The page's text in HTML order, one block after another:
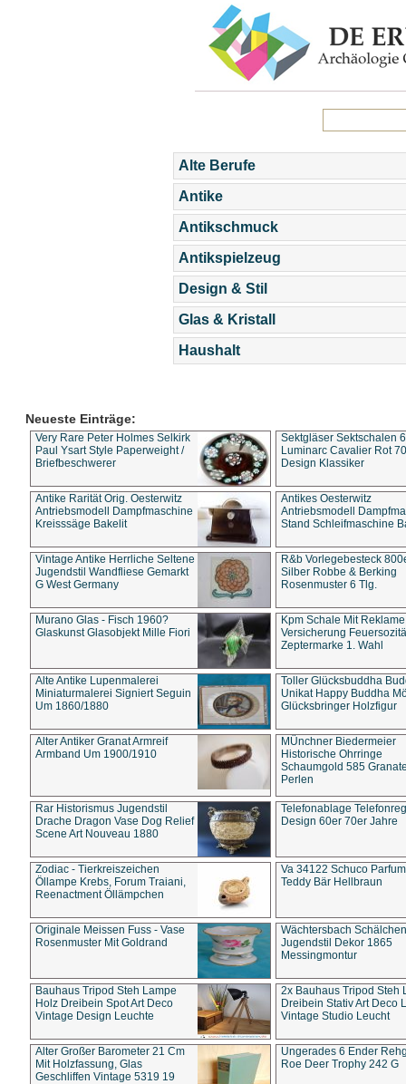
Alte Berufe
Antike
Antikschmuck
Antikspielzeug
Design & Stil
Glas & Kristall
Haushalt
Neueste Einträge:
Very Rare Peter Holmes Selkirk
Paul Ysart Style Paperweight /
Briefbeschwerer
Sektgläser Sektschalen
Luminarc Cavalier Rot
Design Klassiker
Antike Rarität Orig. Oesterwitz
Antriebsmodell Dampfmaschine
Kreisssäge Bakelit
Antikes Oesterwitz
Antriebsmodell
Stand Schleifmaschine
Vintage Antike Herrliche Seltene
Jugendstil Wandfliese Gemarkt
G West Germany
R&b Vorlegebesteck
Silber Robbe & Berking
Rosenmuster 6 Tlg.
Murano Glas - Fisch 1960?
Glaskunst Glasobjekt Mille Fiori
Kpm Schale Mit Reklame
Versicherung
Zeptermarke 1. Wahl
Alte Antike Lupenmalerei
Miniaturmalerei Signiert Seguin
Um 1860/1880
Toller Glücksbuddha
Unikat Happy Buddha
Glücksbringer Holzfigur
Alter Antiker Granat Armreif
Armband Um 1900/1910
MÜnchner Biedermeier
Historische Ohrringe
Schaumgold 585
Perlen
Rar Historismus Jugendstil
Drache Dragon Vase Dog Relief
Scene Art Nouveau 1880
Telefonablage
Design 60er 70er Jahre
Zodiac - Tierkreiszeichen
Öllampe Krebs, Forum Traiani,
Reenactment Öllämpchen
Va 34122 Schuco
Teddy Bär Hellbraun
Originale Meissen Fuss - Vase
Rosenmuster Mit Goldrand
Wächtersbach Schälchen
Jugendstil Dekor 1865
Messingmontur
Bauhaus Tripod Steh Lampe
Holz Dreibein Spot Art Deco
Vintage Design Leuchte
2x Bauhaus Tripod Steh
Dreibein Stativ Art Deco
Vintage Studio Leucht
Alter Großer Barometer 21 Cm
Mit Holzfassung, Glas
Geschliffen Vintage 5319 19
Ungerades 6 Ender
Roe Deer Trophy 242 G